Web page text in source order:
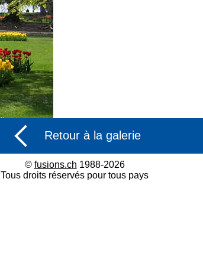
Retour à la galerie
© fusions.ch 1988-2026
Tous droits réservés pour tous pays